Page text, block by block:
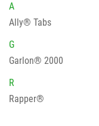
A
Ally® Tabs
G
Garlon® 2000
R
Rapper®